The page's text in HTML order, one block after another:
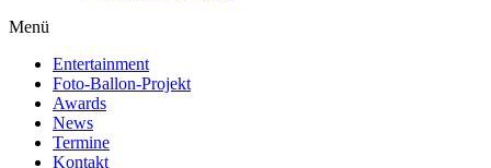
Menü
Entertainment
Foto-Ballon-Projekt
Awards
News
Termine
Kontakt